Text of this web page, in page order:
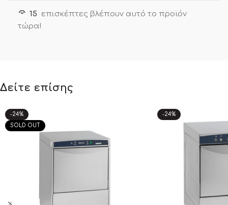
15 επισκέπτες βλέπουν αυτό το προϊόν
τώρα!
Δείτε επίσης
-24%
SOLD OUT
-24%